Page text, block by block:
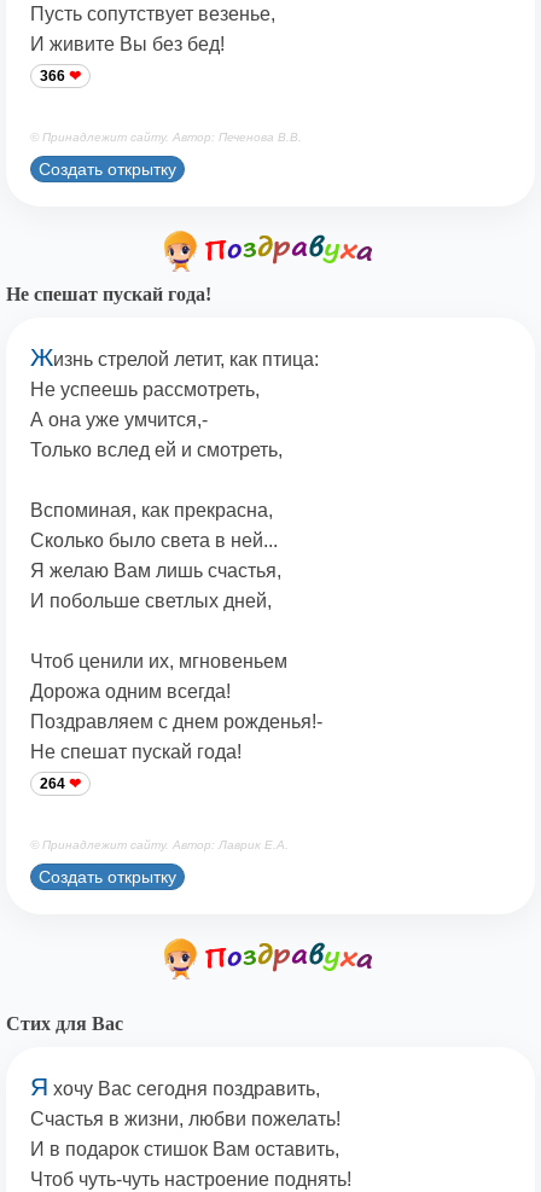
Пусть сопутствует везенье,
И живите Вы без бед!
366
© Принадлежит сайту. Автор: Печенова В.В.
Создать открытку
Не спешат пускай года!
Жизнь стрелой летит, как птица:
Не успеешь рассмотреть,
А она уже умчится,-
Только вслед ей и смотреть,
Вспоминая, как прекрасна,
Сколько было света в ней...
Я желаю Вам лишь счастья,
И побольше светлых дней,
Чтоб ценили их, мгновеньем
Дорожа одним всегда!
Поздравляем с днем рожденья!-
Не спешат пускай года!
264
© Принадлежит сайту. Автор: Лаврик Е.А.
Создать открытку
Стих для Вас
Я хочу Вас сегодня поздравить,
Счастья в жизни, любви пожелать!
И в подарок стишок Вам оставить,
Чтоб чуть-чуть настроение поднять!